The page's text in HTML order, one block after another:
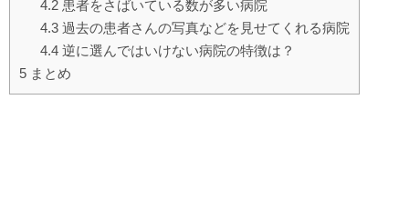
4.2患者をさばいている数が多い病院
4.3過去の患者さんの写真などを見せてくれる病院
4.4逆に選んではいけない病院の特徴は？
5 まとめ